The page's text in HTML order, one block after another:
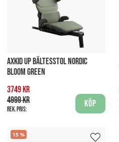
AXKID UP BÄLTESSTOL NORDIC
BLOOM GREEN
3749 kr
4999 kr
Rek. pris:
Köp
15